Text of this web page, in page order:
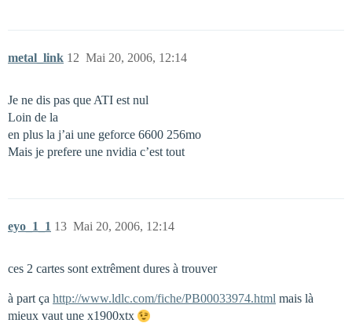
metal_link Mai 20, 2006, 12:14
12
Je ne dis pas que ATI est nul
Loin de la
en plus la j’ai une geforce 6600 256mo
Mais je prefere une nvidia c’est tout
eyo_1_1 Mai 20, 2006, 12:14
13
ces 2 cartes sont extrêment dures à trouver
à part ça http://www.ldlc.com/fiche/PB00033974.html mais là
mieux vaut une x1900xtx